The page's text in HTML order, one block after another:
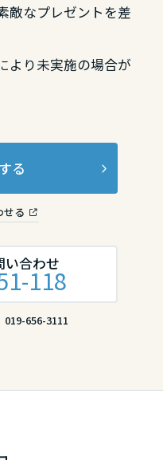
敵なプレゼントを差
より未実施の場合が
る
せる
い合わせ
118
019-656-3111